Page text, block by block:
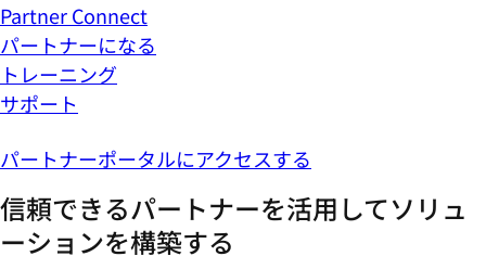
Partner Connect
パートナーになる
トレーニング
サポート
パートナーポータルにアクセスする
信頼できるパートナーを活用してソリュ
ーションを構築する